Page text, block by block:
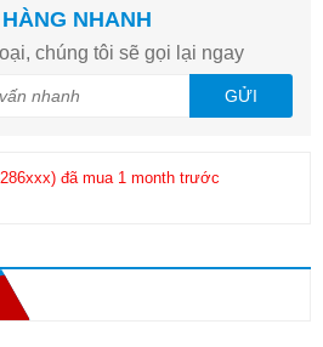
NHANH
chúng tôi sẽ gọi lại ngay
GỬI
đã mua 1 month trước